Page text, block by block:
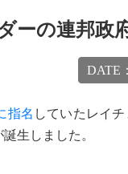
ーの連邦政
DATE：
指名 していたレイ
生しました。